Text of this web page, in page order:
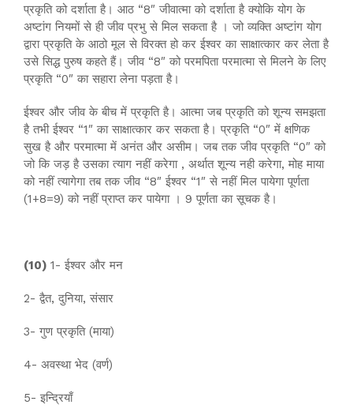
प्रकृति को दर्शाता है। आठ “8″ जीवात्मा को दर्शाता है क्योकि योग के
अष्टांग नियमों से ही जीव प्रभु से मिल सकता है । जो व्यक्ति अष्टांग योग
द्वारा प्रकृति के आठो मूल से विरक्त हो कर ईश्वर का साक्षात्कार कर लेता है
उसे सिद्ध पुरुष कहते हैं। जीव “8″ को परमपिता परमात्मा से मिलने के लिए
प्रकृति “0″ का सहारा लेना पड़ता है।
ईश्वर और जीव के बीच में प्रकृति है। आत्मा जब प्रकृति को शून्य समझता
है तभी ईश्वर “1″ का साक्षात्कार कर सकता है। प्रकृति “0″ में क्षणिक
सुख है और परमात्मा में अनंत और असीम। जब तक जीव प्रकृति “0″ को
जो कि जड़ है उसका त्याग नहीं करेगा , अर्थात शून्य नही करेगा, मोह माया
को नहीं त्यागेगा तब तक जीव “8″ ईश्वर “1″ से नहीं मिल पायेगा पूर्णता
(1+8=9) को नहीं प्राप्त कर पायेगा । 9 पूर्णता का सूचक है।
(10) 1- ईश्वर और मन
2- द्वैत, दुनिया, संसार
3- गुण प्रकृति (माया)
4- अवस्था भेद (वर्ण)
5- इन्द्रियाँ